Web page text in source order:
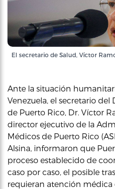
El secretario de Salud, Víctor
Ante la situación
Venezuela, el secretario
de Puerto Rico, Dr. Víctor
director ejecutivo de la
Médicos de Puerto Rico
Alsina, informaron que
proceso establecido de
caso por caso, el posible
requieran atención médica